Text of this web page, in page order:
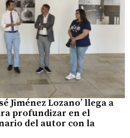
Jiménez Lozano’ llega a
profundizar en el
del autor con la